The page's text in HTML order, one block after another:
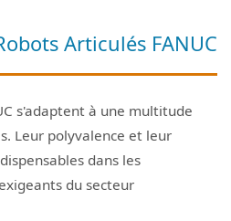
Articulés FANUC
s'adaptent à une multitude
Leur polyvalence et leur
dans les
du secteur